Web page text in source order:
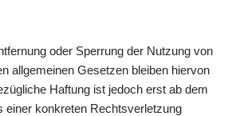
oder Sperrung der Nutzung von
allgemeinen Gesetzen bleiben hiervon
Haftung ist jedoch erst ab dem
einer konkreten Rechtsverletzung